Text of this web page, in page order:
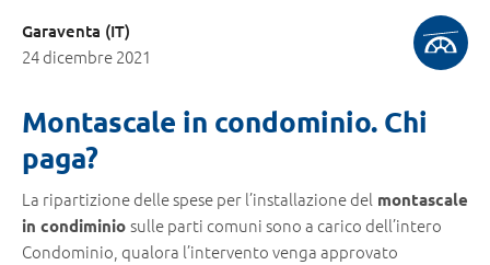
Garaventa (IT)
24 dicembre 2021
Montascale in condominio. Chi
paga?
La ripartizione delle spese per l’installazione del montascale
in condiminio sulle parti comuni sono a carico dell’intero
Condominio, qualora l’intervento venga approvato